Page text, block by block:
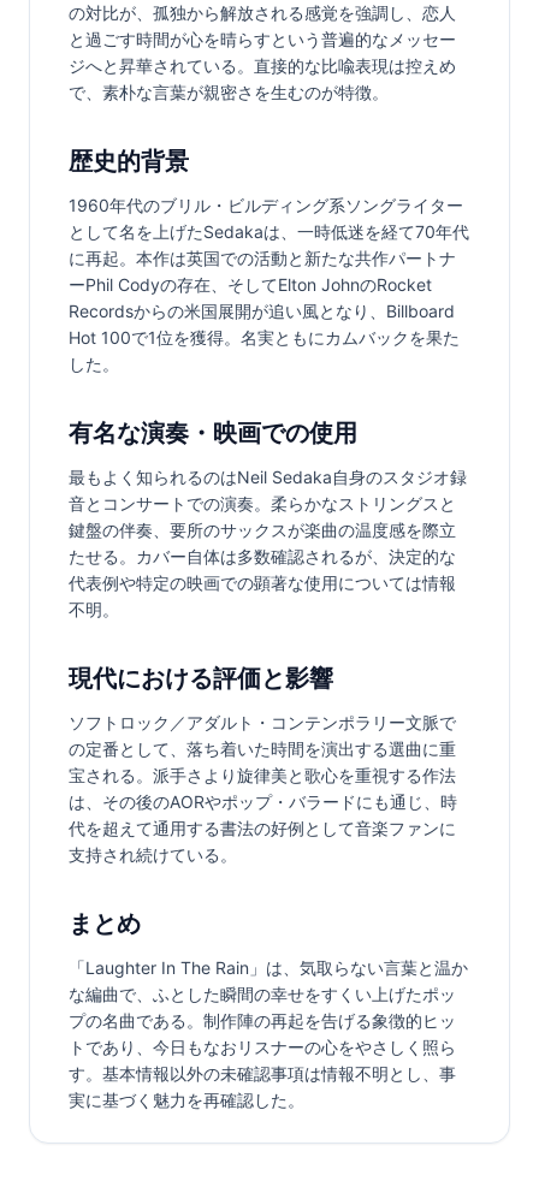
の対比が、孤独から解放される感覚を強調し、恋人
と過ごす時間が心を晴らすという普遍的なメッセー
ジへと昇華されている。直接的な比喩表現は控えめ
で、素朴な言葉が親密さを生むのが特徴。
歴史的背景
1960年代のブリル・ビルディング系ソングライター
として名を上げたSedakaは、一時低迷を経て70年代
に再起。本作は英国での活動と新たな共作パートナ
ーPhil Codyの存在、そしてElton JohnのRocket
Recordsからの米国展開が追い風となり、Billboard
Hot 100で1位を獲得。名実ともにカムバックを果た
した。
有名な演奏・映画での使用
最もよく知られるのはNeil Sedaka自身のスタジオ録
音とコンサートでの演奏。柔らかなストリングスと
鍵盤の伴奏、要所のサックスが楽曲の温度感を際立
たせる。カバー自体は多数確認されるが、決定的な
代表例や特定の映画での顕著な使用については情報
不明。
現代における評価と影響
ソフトロック／アダルト・コンテンポラリー文脈で
の定番として、落ち着いた時間を演出する選曲に重
宝される。派手さより旋律美と歌心を重視する作法
は、その後のAORやポップ・バラードにも通じ、時
代を超えて通用する書法の好例として音楽ファンに
支持され続けている。
まとめ
「Laughter In The Rain」は、気取らない言葉と温か
な編曲で、ふとした瞬間の幸せをすくい上げたポッ
プの名曲である。制作陣の再起を告げる象徴的ヒッ
トであり、今日もなおリスナーの心をやさしく照ら
す。基本情報以外の未確認事項は情報不明とし、事
実に基づく魅力を再確認した。